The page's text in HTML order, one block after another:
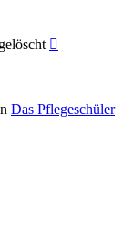
Das Pflegeschüler